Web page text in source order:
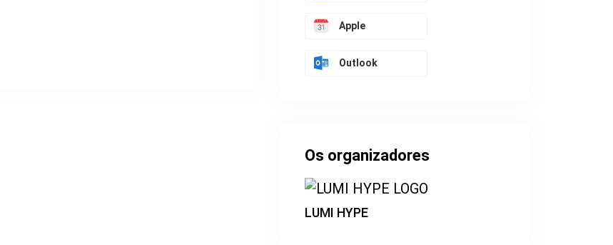
Apple
Outlook
Os organizadores
LUMI HYPE